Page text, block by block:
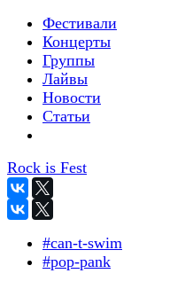
Фестивали
Концерты
Группы
Лайвы
Новости
Статьи
Rock is Fest
#can-t-swim
#pop-pank